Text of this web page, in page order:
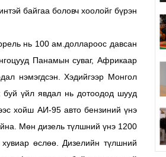
байгаа боловч хоолойг бүрэн
нь 100 ам.доллароос давсан
Панамын суваг, Африкаар
нэмэгдсэн. Хэдийгээр Монгол
үйл явдал нь дотоодод шууд
хойш АИ-95 авто бензиний үнэ
Мөн дизель түлшний үнэ 1200
өслөө. Дизелийн түлшний